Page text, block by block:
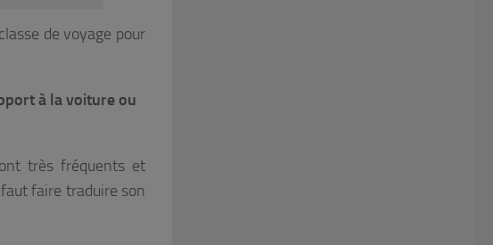
de voyage pour
à la voiture ou
très fréquents et
faire traduire son